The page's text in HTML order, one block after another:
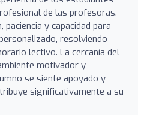
de las profesoras.
paciencia y capacidad para
resolviendo
lectivo. La cercanía del
motivador y
se siente apoyado y
significativamente a su